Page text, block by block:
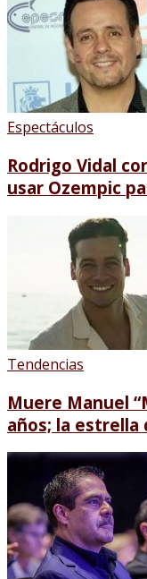
Espectáculos
Rodrigo Vidal
usar Ozempic
Tendencias
Muere Manuel
años; la estrella